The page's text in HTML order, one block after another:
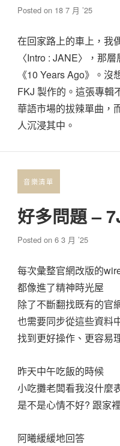
Posted on 18 7 月 ’25
在回家路上的車上，我
〈Intro : JANE〉，那
《10 Years Ago》。
FKJ 製作的。這張專輯
華語市場的拔辣單曲，
人沉浸其中。
音樂清單
好多問題 –
Posted on6 3 月 ’25
每次彙整官網改版的
都像進了精神時光屋
除了不斷翻找既有的官
也需要同步從這些資料
找到更好操作、更容易
昨天中午吃飯的時候
小吃攤老闆看我沒什麼
是不是心情不好? 跟家
阿曦緩緩地回答